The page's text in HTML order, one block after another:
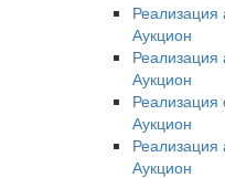
Аукцион
Реализация
Аукцион
Реализация
Аукцион
Реализация
Аукцион